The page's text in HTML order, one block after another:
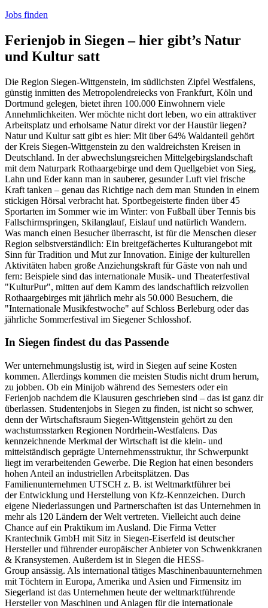
Jobs finden
Ferienjob in Siegen – hier gibt’s Natur
und Kultur satt
Die Region Siegen-Wittgenstein, im südlichsten Zipfel Westfalens,
günstig inmitten des Metropolendreiecks von Frankfurt, Köln und
Dortmund gelegen, bietet ihren 100.000 Einwohnern viele
Annehmlichkeiten. Wer möchte nicht dort leben, wo ein attraktiver
Arbeitsplatz und erholsame Natur direkt vor der Haustür liegen?
Natur und Kultur satt gibt es hier: Mit über 64% Waldanteil gehört
der Kreis Siegen-Wittgenstein zu den waldreichsten Kreisen in
Deutschland. In der abwechslungsreichen Mittelgebirgslandschaft
mit dem Naturpark Rothaargebirge und dem Quellgebiet von Sieg,
Lahn und Eder kann man in sauberer, gesunder Luft viel frische
Kraft tanken – genau das Richtige nach dem man Stunden in einem
stickigen Hörsal verbracht hat. Sportbegeisterte finden über 45
Sportarten im Sommer wie im Winter: von Fußball über Tennis bis
Fallschirmspringen, Skilanglauf, Eislauf und natürlich Wandern.
Was manch einen Besucher überrascht, ist für die Menschen dieser
Region selbstverständlich: Ein breitgefächertes Kulturangebot mit
Sinn für Tradition und Mut zur Innovation. Einige der kulturellen
Aktivitäten haben große Anziehungskraft für Gäste von nah und
fern: Beispiele sind das internationale Musik- und Theaterfestival
"KulturPur", mitten auf dem Kamm des landschaftlich reizvollen
Rothaargebirges mit jährlich mehr als 50.000 Besuchern, die
"Internationale Musikfestwoche" auf Schloss Berleburg oder das
jährliche Sommerfestival im Siegener Schlosshof.
In Siegen findest du das Passende
Wer unternehmungslustig ist, wird in Siegen auf seine Kosten
kommen. Allerdings kommen die meisten Studis nicht drum herum,
zu jobben. Ob ein Minijob während des Semesters oder ein
Ferienjob nachdem die Klausuren geschrieben sind – das ist ganz dir
überlassen. Studentenjobs in Siegen zu finden, ist nicht so schwer,
denn der Wirtschaftsraum Siegen-Wittgenstein gehört zu den
wachstumsstarken Regionen Nordrhein-Westfalens. Das
kennzeichnende Merkmal der Wirtschaft ist die klein- und
mittelständisch geprägte Unternehmensstruktur, ihr Schwerpunkt
liegt im verarbeitenden Gewerbe. Die Region hat einen besonders
hohen Anteil an industriellen Arbeitsplätzen. Das
Familienunternehmen UTSCH z. B. ist Weltmarktführer bei
der Entwicklung und Herstellung von Kfz-Kennzeichen. Durch
eigene Niederlassungen und Partnerschaften ist das Unternehmen in
mehr als 120 Ländern der Welt vertreten. Vielleicht auch deine
Chance auf ein Praktikum im Ausland. Die Firma Vetter
Krantechnik GmbH mit Sitz in Siegen-Eiserfeld ist deutscher
Hersteller und führender europäischer Anbieter von Schwenkkranen
& Kransystemen. Außerdem ist in Siegen die HESS-
Group ansässig. Als international tätiges Maschinenbauunternehmen
mit Töchtern in Europa, Amerika und Asien und Firmensitz im
Siegerland ist das Unternehmen heute der weltmarktführende
Hersteller von Maschinen und Anlagen für die internationale